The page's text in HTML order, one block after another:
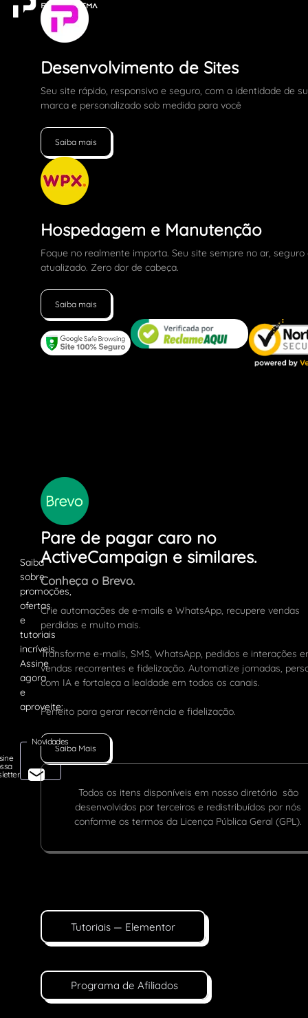
Novidades
Desenvolvimento de Sites
Seu site rápido, responsivo e seguro, com a identidade de
marca e personalizado sob medida para você
Saiba mais
Hospedagem e Manutenção
Foque no realmente importa. Seu site sempre no ar, seguro
atualizado. Zero dor de cabeça.
Saiba mais
Pare de pagar caro no
ActiveCampaign e similares.
Conheça o Brevo.
Crie automações de e-mails e WhatsApp, recupere vendas
perdidas e muito mais.
Transforme e-mails, SMS, WhatsApp, pedidos e interações
vendas recorrentes e fidelização. Automatize jornadas,
com IA e fortaleça a lealdade em todos os canais.
Perfeito para gerar recorrência e fidelização.
Saiba Mais
Todos os itens disponíveis em nosso diretório são
desenvolvidos por terceiros e redistribuídos por nós
conforme os termos da Licença Pública Geral (GPL).
Tutoriais — Elementor
Programa de Afiliados